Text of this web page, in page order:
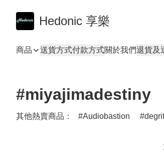
Hedonic 享樂
商品 送貨方式付款方式關於我們退貨及
#miyajimadestiny
其他熱賣商品： Audiobastion